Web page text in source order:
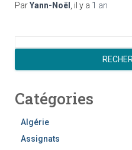
ParYann-Noël , il y a 1 an
c
e
Catégories
Algérie
Assignats